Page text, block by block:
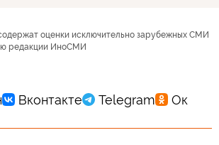
оценки исключительно зарубежных СМИ
редакции ИноСМИ